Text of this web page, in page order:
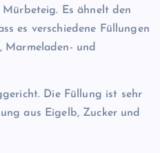
Es ähnelt den
es verschiedene Füllungen
Marmeladen- und
Die Füllung ist sehr
aus Eigelb, Zucker und